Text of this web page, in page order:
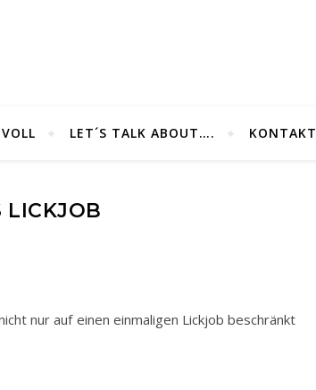
LET´S TALK ABOUT…. KONTAKT
nur auf einen einmaligen Lickjob beschränkt